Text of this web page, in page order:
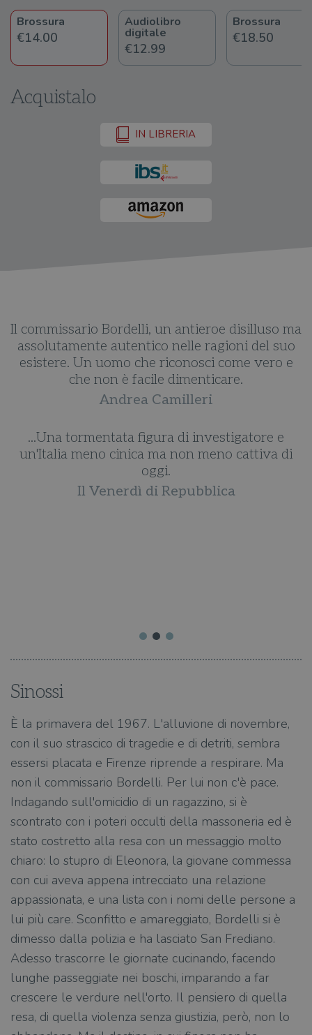
Brossura
€14.00
Audiolibro
digitale
€12.99
Brossura
€18.50
Acquistalo
IN LIBRERIA
Il commissario Bordelli, un antieroe disilluso ma
assolutamente autentico nelle ragioni del suo
esistere. Un uomo che riconosci come vero e
che non è facile dimenticare.
Andrea Camilleri
...Una tormentata figura di investigatore e
un'Italia meno cinica ma non meno cattiva di
oggi.
Il Venerdì di Repubblica
Sinossi
È la primavera del 1967. L'alluvione di novembre,
con il suo strascico di tragedie e di detriti, sembra
essersi placata e Firenze riprende a respirare. Ma
non il commissario Bordelli. Per lui non c'è pace.
Indagando sull'omicidio di un ragazzino, si è
scontrato con i poteri occulti della massoneria ed è
stato costretto alla resa con un messaggio molto
chiaro: lo stupro di Eleonora, la giovane commessa
con cui aveva appena intrecciato una relazione
appassionata, e una lista con i nomi delle persone a
lui più care. Sconfitto e amareggiato, Bordelli si è
dimesso dalla polizia e ha lasciato San Frediano.
Adesso trascorre le giornate cucinando, facendo
lunghe passeggiate nei boschi, imparando a far
crescere le verdure nell'orto. Il pensiero di quella
resa, di quella violenza senza giustizia, però, non lo